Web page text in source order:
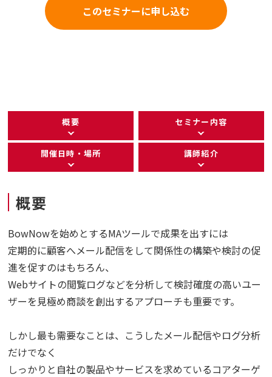
このセミナーに申し込む
概要 セミナー内容
開催日時・場所 講師紹介
概要
BowNowを始めとするMAツールで成果を出すには
定期的に顧客へメール配信をして関係性の構築や検討の促
進を促すのはもちろん、
Webサイトの閲覧ログなどを分析して検討確度の高いユー
ザーを見極め商談を創出するアプローチも重要です。
しかし最も需要なことは、こうしたメール配信やログ分析
だけでなく
しっかりと自社の製品やサービスを求めているコアターゲ